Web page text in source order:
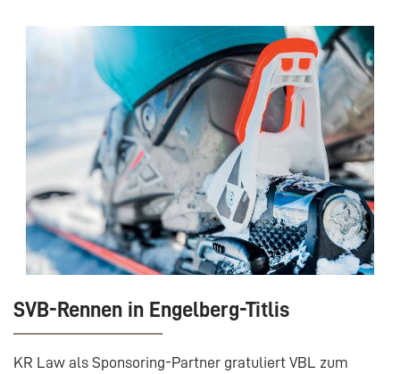
SVB-Rennen in Engelberg-Titlis
KR Law als Sponsoring-Partner gratuliert VBL zum